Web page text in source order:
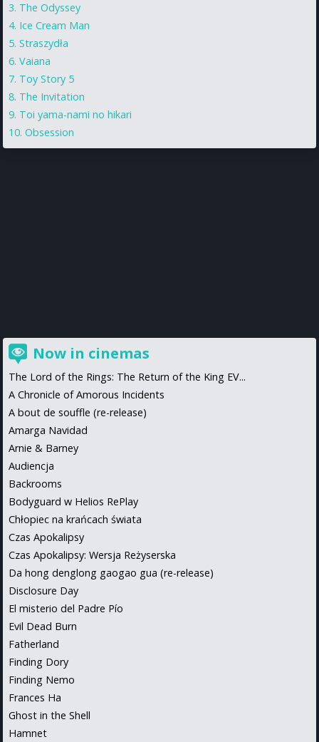
The Odyssey
Ice Cream Man
Straszydła
Vaiana
Toy Story 5
The Invitation
Toi yama-nami no hikari
Obsession
Now in cinemas
The Lord of the Rings: The Return of the King EV...
A Chronicle of Amorous Incidents
A bout de souffle (re-release)
Amarga Navidad
Arnie & Barney
Audiencja
Backrooms
Bodyguard w Helios RePlay
Chłopiec na krańcach świata
Czas Apokalipsy
Czas Apokalipsy: Wersja Reżyserska
Da hong denglong gaogao gua (re-release)
Disclosure Day
El misterio del Padre Pío
Evil Dead Burn
Fatherland
Finding Dory
Finding Nemo
Frances Ha
Ghost in the Shell
Hamnet